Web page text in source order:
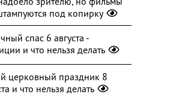
под копирку
спас 6 августа -
и что нельзя делать
церковный праздник 8
и что нельзя делать